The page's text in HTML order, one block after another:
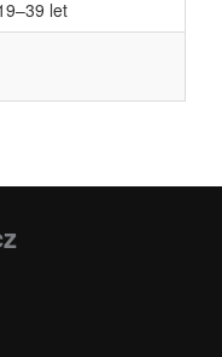
let